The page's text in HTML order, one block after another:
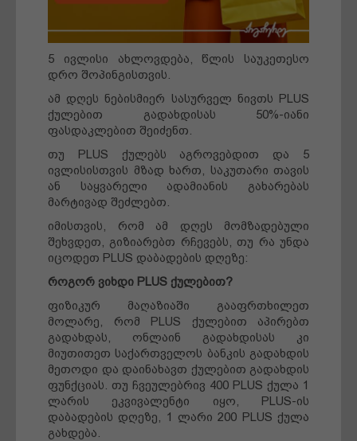
სტარტაპი
ქველმოქმედება
ბლოგი
ძალადობა
5 ივლისი ახლოვდება, წლის საუკეთესო
დრო შოპინგისთვის.
ამ დღეს ნებისმიერ სასურველ ნივთს PLUS
ქულებით გადახდისას 50%-იანი
ფასდაკლებით შეიძენთ.
თუ PLUS ქულებს აგროვებდით და 5
ივლისისთვის მზად ხართ, საკუთარი თავის
ან საყვარელი ადამიანის გახარებას
მარტივად შეძლებთ.
იმისთვის, რომ ამ დღეს მომზადებული
შეხვდეთ, გიზიარებთ რჩევებს, თუ რა უნდა
იცოდეთ PLUS დაბადების დღეზე:
როგორ ვიხდი PLUS ქულებით?
ფიზიკურ მაღაზიაში გააფრთხილეთ
მოლარე, რომ PLUS ქულებით აპირებთ
გადახდას, ონლაინ გადახდისას კი
მიუთითეთ საქართველოს ბანკის გადახდის
მეთოდი და დაინახავთ ქულებით გადახდის
ფუნქციას. თუ ჩვეულებრივ 400 PLUS ქულა 1
ლარის ეკვივალენტი იყო, PLUS-ის
დაბადების დღეზე, 1 ლარი 200 PLUS ქულა
გახდება.